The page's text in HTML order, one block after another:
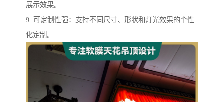
展示效果。
9. 可定制性强：支持不同尺寸、形状和灯光效果的个性
化定制。